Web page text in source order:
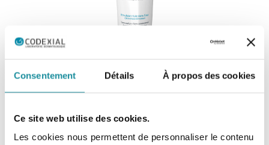
Consentement Détails À propos des cookies
Ce site web utilise des cookies.
Les cookies nous permettent de personnaliser le contenu